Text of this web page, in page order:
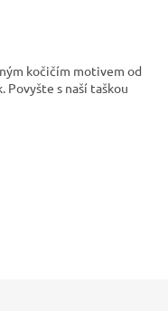
kočičím motivem od
Povyšte s naší taškou